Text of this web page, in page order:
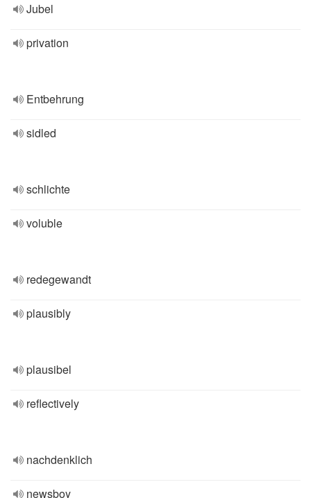
Jubel
privation
Entbehrung
sidled
schlichte
voluble
redegewandt
plausibly
plausibel
reflectively
nachdenklich
newsboy